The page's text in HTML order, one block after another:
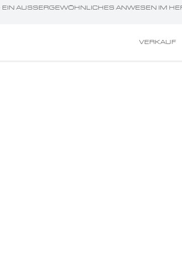
AUSSERGEWÖHNLICHES ANWESEN IM
VERKAUF